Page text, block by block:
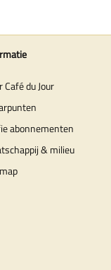
Café du Jour
abonnementen
& milieu